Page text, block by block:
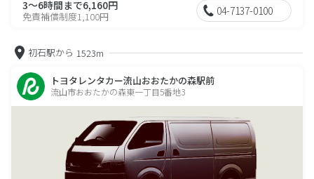
3～6時間まで6,160円
免責補償制度1,100円 04-7137-0100
初石駅から 1523m
トヨタレンタカー流山おおたかの森駅前
流山市おおたかの森東一丁目5番地3